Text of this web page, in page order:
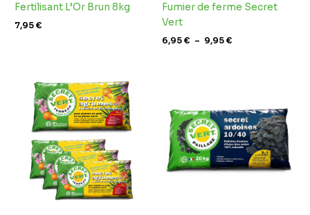
Fertilisant L’Or Brun 8kg
7,95€
Fumier de ferme Secret
Vert
6,95€ – 9,95€
de
prix :
5,49 €
à
8,69 €